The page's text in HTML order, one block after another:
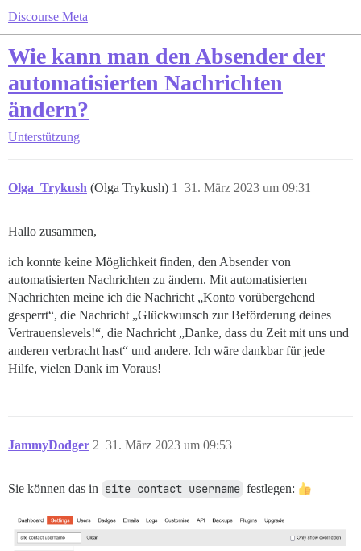
Discourse Meta
Wie kann man den Absender der
automatisierten Nachrichten
ändern?
Unterstützung
Olga_Trykush (Olga Trykush) 31. März 2023 um 09:31
1
Hallo zusammen,
ich konnte keine Möglichkeit finden, den Absender von
automatisierten Nachrichten zu ändern. Mit automatisierten
Nachrichten meine ich die Nachricht „Konto vorübergehend
gesperrt“, die Nachricht „Glückwunsch zur Beförderung deines
Vertrauenslevels!“, die Nachricht „Danke, dass du Zeit mit uns und
anderen verbracht hast“ und andere. Ich wäre dankbar für jede
Hilfe, vielen Dank im Voraus!
JammyDodger 31. März 2023 um 09:53
2
Sie können das in site contact username festlegen: